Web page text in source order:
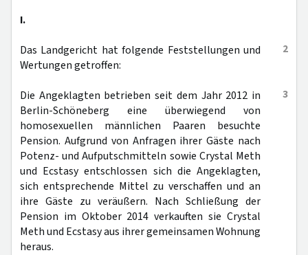
I.
2
Das Landgericht hat folgende Feststellungen und
Wertungen getroffen:
3
Die Angeklagten betrieben seit dem Jahr 2012 in
Berlin-Schöneberg eine überwiegend von
homosexuellen männlichen Paaren besuchte
Pension. Aufgrund von Anfragen ihrer Gäste nach
Potenz- und Aufputschmitteln sowie Crystal Meth
und Ecstasy entschlossen sich die Angeklagten,
sich entsprechende Mittel zu verschaffen und an
ihre Gäste zu veräußern. Nach Schließung der
Pension im Oktober 2014 verkauften sie Crystal
Meth und Ecstasy aus ihrer gemeinsamen Wohnung
heraus.